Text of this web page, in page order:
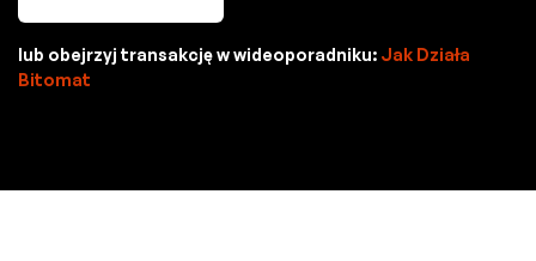
lub obejrzyj transakcję w wideoporadniku: Jak Działa
Bitomat